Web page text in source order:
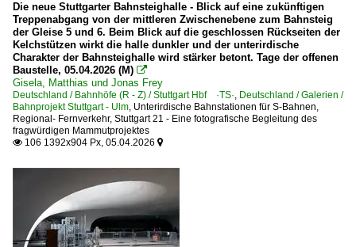
Die neue Stuttgarter Bahnsteighalle - Blick auf eine zukünftigen
Treppenabgang von der mittleren Zwischenebene zum Bahnsteig
der Gleise 5 und 6. Beim Blick auf die geschlossen Rückseiten der
Kelchstützen wirkt die halle dunkler und der unterirdische
Charakter der Bahnsteighalle wird stärker betont. Tage der offenen
Baustelle, 05.04.2026 (M) 
Gisela, Matthias und Jonas Frey
Deutschland / Bahnhöfe (R - Z) / Stuttgart Hbf ·TS·, Deutschland / Galerien /
Bahnprojekt Stuttgart - Ulm, Unterirdische Bahnstationen für S-Bahnen,
Regional- Fernverkehr, Stuttgart 21 - Eine fotografische Begleitung des
fragwürdigen Mammutprojektes
 106 1392x904 Px, 05.04.2026 